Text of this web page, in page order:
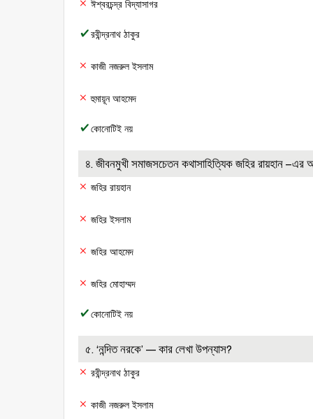
ঈশ্বরচন্দ্র বিদ্যাসাগর
রবীন্দ্রনাথ ঠাকুর
কাজী নজরুল ইসলাম
হুমায়ূন আহমেদ
কোনোটিই নয়
৪. জীবনমুখী সমাজসচেতন কথাসাহিত্যিক জহির রায়হান –এর
জহির রায়হান
জহির ইসলাম
জহির আহমেদ
জহির মোহাম্মদ
কোনোটিই নয়
৫. ‘নন্দিত নরকে’ — কার লেখা উপন্যাস?
রবীন্দ্রনাথ ঠাকুর
কাজী নজরুল ইসলাম